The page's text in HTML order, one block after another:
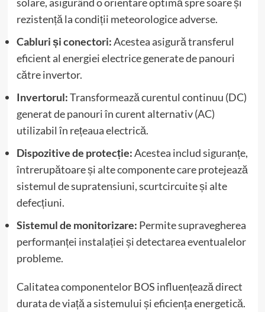
rezistență la condiții meteorologice adverse.
Cabluri și conectori:Acestea asigură transferul
eficient al energiei electrice generate de panouri
către invertor.
Invertorul:Transformează curentul continuu (DC)
generat de panouri în curent alternativ (AC)
utilizabil în rețeaua electrică.
Dispozitive de protecție:Acestea includ siguranțe,
întrerupătoare și alte componente care protejează
sistemul de supratensiuni, scurtcircuite și alte
defecțiuni.
Sistemul de monitorizare: Permite supravegherea
performanței instalației și detectarea eventualelor
probleme.
Calitatea componentelor BOS influențează direct
durata de viață a sistemului și eficiența energetică.